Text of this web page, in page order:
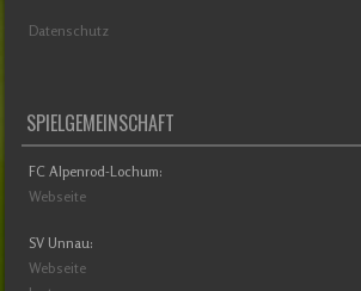
Datenschutz
SPIELGEMEINSCHAFT
FC Alpenrod-Lochum:
Webseite
SV Unnau:
Webseite